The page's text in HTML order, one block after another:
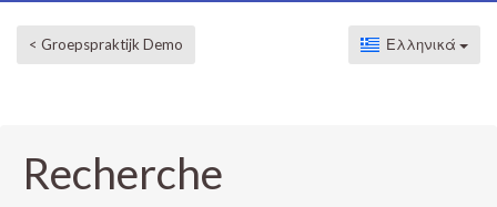
< Groepspraktijk Demo Ελληνικά
Recherche